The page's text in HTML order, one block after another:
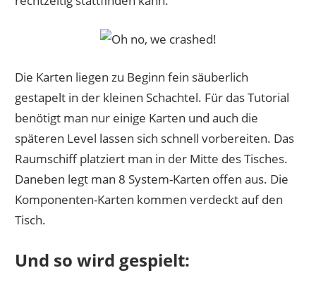
Die Karten liegen zu Beginn fein säuberlich
gestapelt in der kleinen Schachtel. Für das Tutorial
benötigt man nur einige Karten und auch die
späteren Level lassen sich schnell vorbereiten. Das
Raumschiff platziert man in der Mitte des Tisches.
Daneben legt man 8 System-Karten offen aus. Die
Komponenten-Karten kommen verdeckt auf den
Tisch.
Und so wird gespielt: